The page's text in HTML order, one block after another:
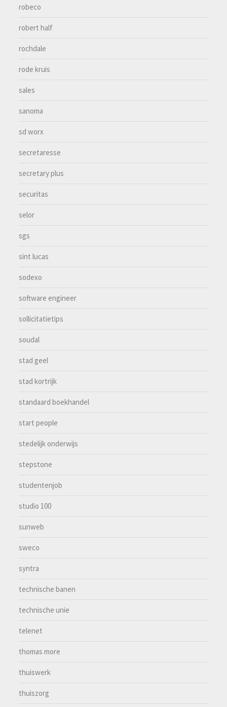
robeco
robert half
rochdale
rode kruis
sales
sanoma
sd worx
secretaresse
secretary plus
securitas
selor
sgs
sint lucas
sodexo
software engineer
sollicitatietips
soudal
stad geel
stad kortrijk
standaard boekhandel
start people
stedelijk onderwijs
stepstone
studentenjob
studio 100
sunweb
sweco
syntra
technische banen
technische unie
telenet
thomas more
thuiswerk
thuiszorg